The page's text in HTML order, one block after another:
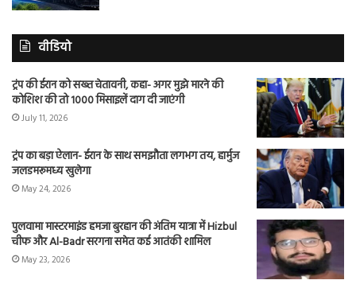
वीडियो
ट्रंप की ईरान को सख्त चेतावनी, कहा- अगर मुझे मारने की
कोशिश की तो 1000 मिसाइलें दाग दी जाएंगी
July 11, 2026
ट्रंप का बड़ा ऐलान- ईरान के साथ समझौता लगभग तय, हार्मुज
जलडमरूमध्य खुलेगा
May 24, 2026
पुलवामा मास्टरमाइंड हमजा बुरहान की अंतिम यात्रा में Hizbul
चीफ और Al-Badr सरगना समेत कई आतंकी शामिल
May 23, 2026